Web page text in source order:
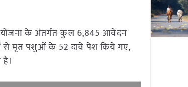
योजना के अंतर्गत कुल 6,845 आवेदन
में से मृत पशुओं के 52 दावे पेश किये गए,